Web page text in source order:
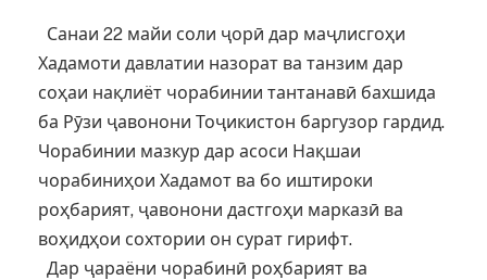
Санаи 22 майи соли ҷорӣ дар маҷлисгоҳи
Хадамоти давлатии назорат ва танзим дар
соҳаи нақлиёт чорабинии тантанавӣ бахшида
ба Рӯзи ҷавонони Тоҷикистон баргузор гардид.
Чорабинии мазкур дар асоси Нақшаи
чорабиниҳои Хадамот ва бо иштироки
роҳбарият, ҷавонони дастгоҳи марказӣ ва
воҳидҳои сохтории он сурат гирифт.
Дар ҷараёни чорабинӣ роҳбарият ва